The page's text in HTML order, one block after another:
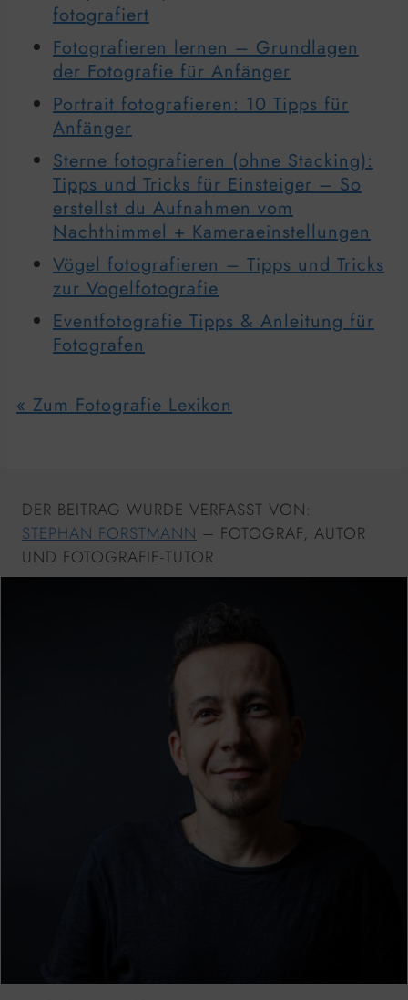
fotografiert
Fotografieren lernen – Grundlagen
der Fotografie für Anfänger
Portrait fotografieren: 10 Tipps für
Anfänger
Sterne fotografieren (ohne Stacking):
Tipps und Tricks für Einsteiger – So
erstellst du Aufnahmen vom
Nachthimmel + Kameraeinstellungen
Vögel fotografieren – Tipps und Tricks
zur Vogelfotografie
Eventfotografie Tipps & Anleitung für
Fotografen
« Zum Fotografie Lexikon
DER BEITRAG WURDE VERFASST VON:
STEPHAN FORSTMANN – FOTOGRAF, AUTOR
UND FOTOGRAFIE-TUTOR